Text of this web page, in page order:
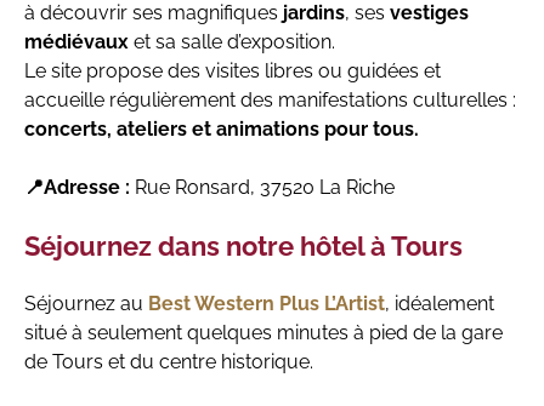
à découvrir ses magnifiques jardins, ses vestiges
médiévaux et sa salle d’exposition.
Le site propose des visites libres ou guidées et
accueille régulièrement des manifestations culturelles :
concerts, ateliers et animations pour tous.
📍Adresse : Rue Ronsard, 37520 La Riche
Séjournez dans notre hôtel à Tours
Séjournez au Best Western Plus L’Artist, idéalement
situé à seulement quelques minutes à pied de la gare
de Tours et du centre historique.